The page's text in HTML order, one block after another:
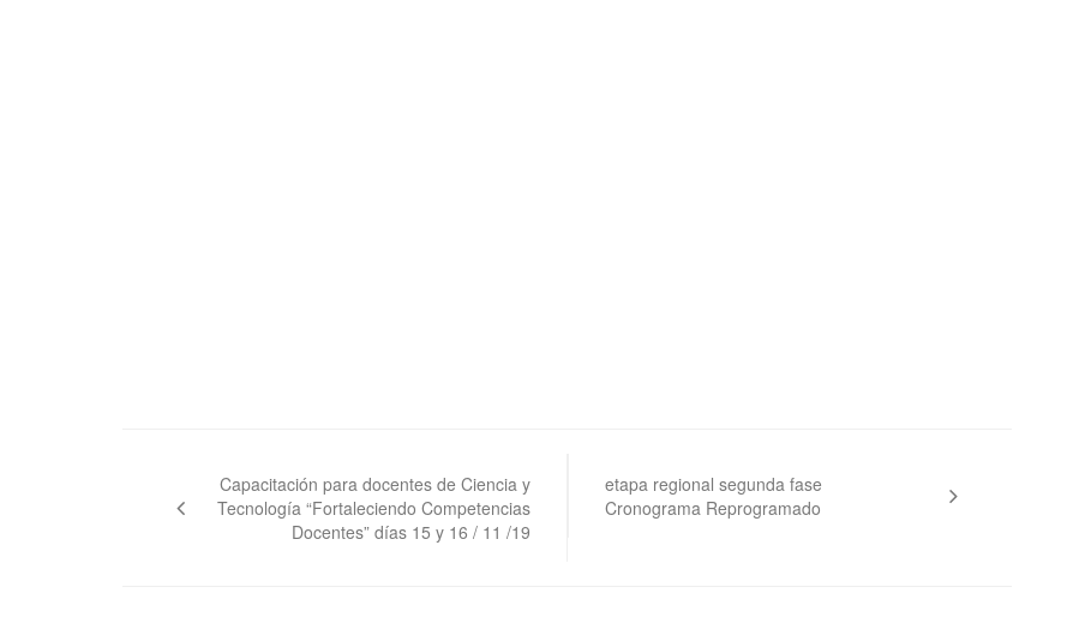
entradas
Capacitación para docentes de Ciencia y
Tecnología “Fortaleciendo Competencias
Docentes” días 15 y 16 / 11 /19
etapa regional segunda fase
Cronograma Reprogramado